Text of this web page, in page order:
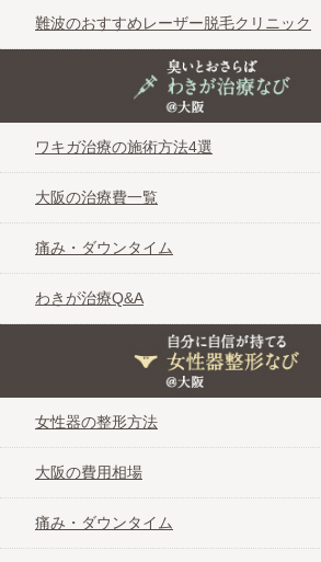
難波のおすすめレーザー脱毛クリニック
臭いとおさらば わきが治療な
ワキガ治療の施術方法4選
大阪の治療費一覧
痛み・ダウンタイム
わきが治療Q&A
自分に自信が持てる女性器整形
女性器の整形方法
大阪の費用相場
痛み・ダウンタイム